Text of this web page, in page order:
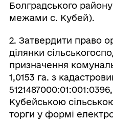
Болградського
межами с. Кубей).
2. Затвердити право
ділянки
призначення
1,0153 га. з
Кубейською
торги у формі